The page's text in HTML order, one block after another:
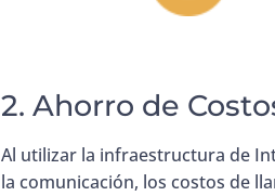
2. Ahorro de
Al utilizar la infraestructura de
la comunicación, los costos de